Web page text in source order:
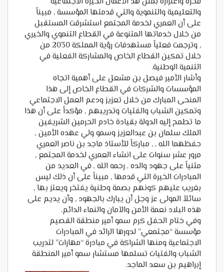
والتعليمية والتنموية والتي قدمتها المؤسسة , مبيناً
على أن العمري لخدمة المجتمع استشرقت المستقبل
من خلال خدماتها المتنوعة في القطاع التنموي والخيري
, وترجمت فعلياً مستهدفات رؤية المملكة 2030 من
خلال تمكين القطاع الخاص والمشاركة الفعلية في
التنمية الوطنية.
وأشار الأمير فيصل بن مشعل على أهمية اتجاه
المؤسسات والشركات في القطاع الخاص إلى هذا
المنحى المبارك من خلال تعزيز ودعم العمل الاجتماعي
وتمكين الشباب والفتيات وتدريبهم , مؤكداً على أن هذا
ما تطمح إليه الدولة بقيادة خادم الحرمين الشريفين
الملك سلمان بن عبدالعزيز وسمو ولي عهده الأمين ـ
حفظهما الله ـ , مباركاً للأستاذ ماجد بن ناصر العمري
مرور عشر سنوات على انشاء العمري لخدمة المجتمع ,
مثنياً على جهود والده ـ رحمه الله ـ في العديد من
المبادرات الخيرة التي قدمها , مبيناً على أن ذلك ليس
بغريب عليهم كونهم بصمة وطنية يفتخر ويعتز بها ,
سائلاً المولى عز وجل أن يبارك بالجهود , وأن يديم على
هذه البلاد نعمة الأمن والآمان والنماء الدائم.
وفي ختام الحفل كرم سمو أمير منطقة القصيم
مؤسسة “مجتمعي” لدورها الرائد في المبادرات
الاجتماعية ومنها الشراكة في مبادرة “مهارات” لتدريب
الشباب والفتيات تسلمها مستشار سمو أمير المنطقة
إبراهيم بن سعد الماجد.